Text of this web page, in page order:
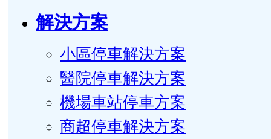
解決方案
小區停車解決方案
醫院停車解決方案
機場車站停車方案
商超停車解決方案